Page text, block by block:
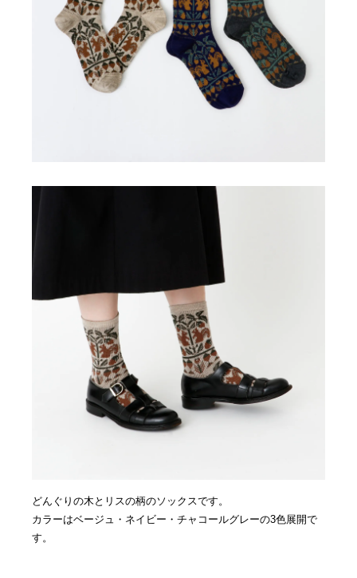
どんぐりの木とリスの柄のソックスです。
カラーはベージュ・ネイビー・チャコールグレーの3色展開で
す。